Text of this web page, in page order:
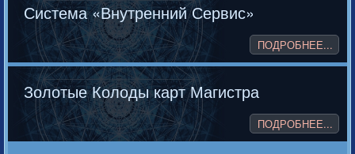
Система «Внутренний Сервис»
ПОДРОБНЕЕ...
Золотые Колоды карт Магистра
ПОДРОБНЕЕ...